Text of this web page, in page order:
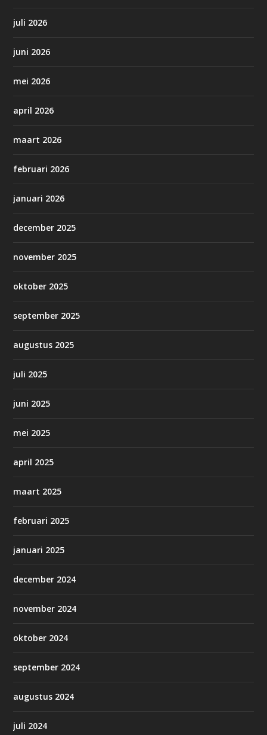
juli 2026
juni 2026
mei 2026
april 2026
maart 2026
februari 2026
januari 2026
december 2025
november 2025
oktober 2025
september 2025
augustus 2025
juli 2025
juni 2025
mei 2025
april 2025
maart 2025
februari 2025
januari 2025
december 2024
november 2024
oktober 2024
september 2024
augustus 2024
juli 2024